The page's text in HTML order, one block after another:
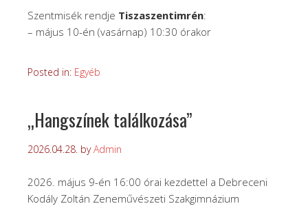
Szentmisék rendje Tiszaszentimrén:
– május 10-én (vasárnap) 10:30 órakor
Posted in: Egyéb
„Hangszínek találkozása”
2026.04.28. byAdmin
2026. május 9-én 16:00 órai kezdettel a Debreceni
Kodály Zoltán Zeneművészeti Szakgimnázium